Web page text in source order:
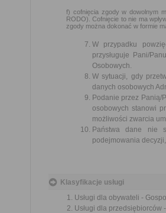
f) cofnięcia zgody w dowolnym
RODO). Cofnięcie to nie ma
zgody można dokonać w formie
W przypadku
przysługuje Pani/
Osobowych.
W sytuacji, gdy
danych osobowych
Podanie przez Panią/
osobowych stanowi
możliwości zwarcia
Państwa dane nie
podejmowania
Klasyfikacje usługi
Usługi dla obywateli -
Usługi dla